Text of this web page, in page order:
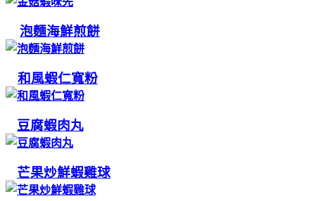
泡麵海鮮煎餅
和風蝦仁寬粉
豆腐蝦肉丸
芒果炒鮮蝦雞球